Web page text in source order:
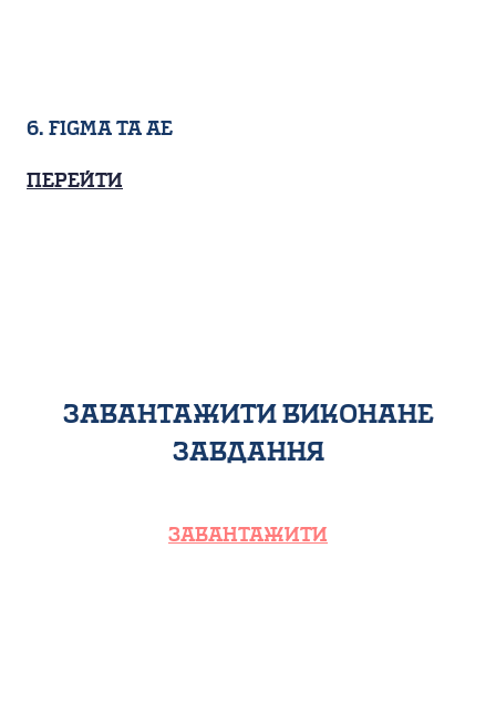
6. Figma та AE
Перейти
завантажити виконане
завдання
ЗАВАНТАЖИТИ